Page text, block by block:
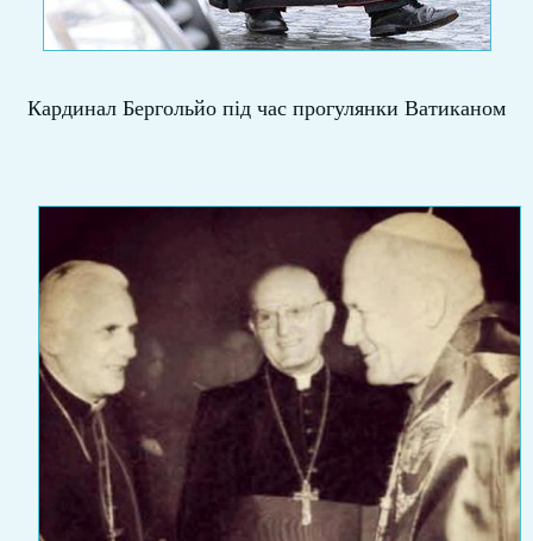
Кардинал Бергольйо під час прогулянки Ватиканом